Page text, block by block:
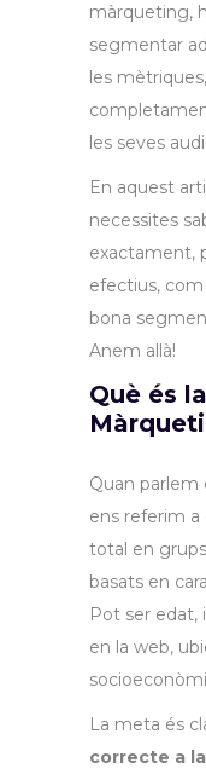
màrqueting,
segmentar
les
les seves
En aquest
necessites
exactament,
efectius, com
bona
Anem allà!
Què és
Quan parlem
ens referim a
total en
basats en
Pot ser
en la web,
La meta és
correcte a